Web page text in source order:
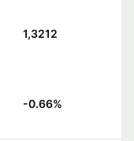
1,3212
-0.66%